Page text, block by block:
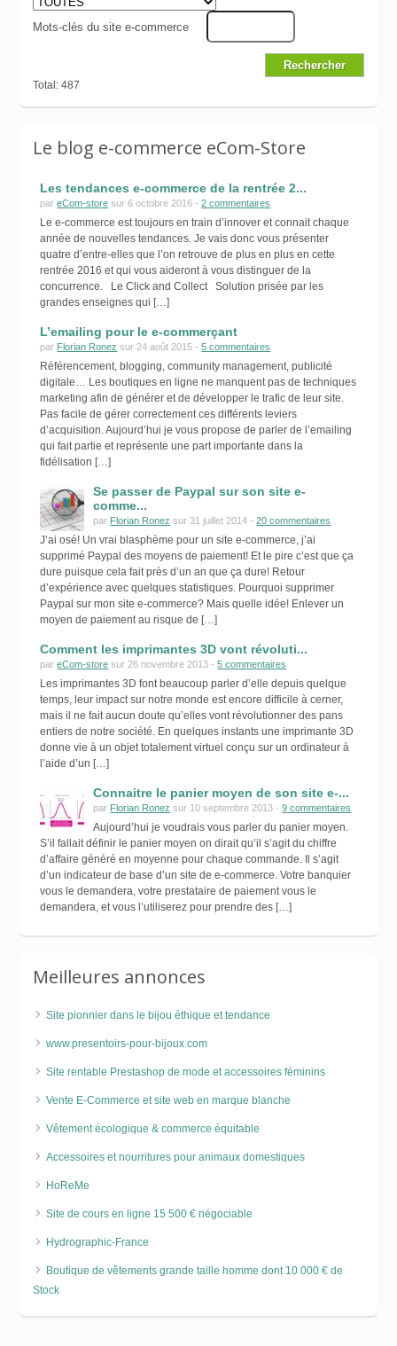
Mots-clés du site e-commerce
Total: 487
Le blog e-commerce eCom-Store
Les tendances e-commerce de la rentrée 2...
pareCom-store sur 6 octobre 2016 -2 commentaires
Le e-commerce est toujours en train d’innover et connait chaque
année de nouvelles tendances. Je vais donc vous présenter
quatre d’entre-elles que l’on retrouve de plus en plus en cette
rentrée 2016 et qui vous aideront à vous distinguer de la
concurrence. Le Click and Collect Solution prisée par les
grandes enseignes qui […]
L’emailing pour le e-commerçant
par Florian Ronez sur 24 août 2015 -5 commentaires
Référencement, blogging, community management, publicité
digitale… Les boutiques en ligne ne manquent pas de techniques
marketing afin de générer et de développer le trafic de leur site.
Pas facile de gérer correctement ces différents leviers
d’acquisition. Aujourd’hui je vous propose de parler de l’emailing
qui fait partie et représente une part importante dans la
fidélisation […]
Se passer de Paypal sur son site e-
comme...
par Florian Ronez sur 31 juillet 2014 -20 commentaires
J’ai osé! Un vrai blasphème pour un site e-commerce, j’ai
supprimé Paypal des moyens de paiement! Et le pire c’est que ça
dure puisque cela fait près d’un an que ça dure! Retour
d’expérience avec quelques statistiques. Pourquoi supprimer
Paypal sur mon site e-commerce? Mais quelle idée! Enlever un
moyen de paiement au risque de […]
Comment les imprimantes 3D vont révoluti...
pareCom-store sur 26 novembre 2013 -5 commentaires
Les imprimantes 3D font beaucoup parler d’elle depuis quelque
temps, leur impact sur notre monde est encore difficile à cerner,
mais il ne fait aucun doute qu’elles vont révolutionner des pans
entiers de notre société. En quelques instants une imprimante 3D
donne vie à un objet totalement virtuel conçu sur un ordinateur à
l’aide d’un […]
Connaitre le panier moyen de son site e-...
par Florian Ronez sur 10 septembre 2013 -9 commentaires
Aujourd’hui je voudrais vous parler du panier moyen.
S’il fallait définir le panier moyen on dirait qu’il s’agit du chiffre
d’affaire généré en moyenne pour chaque commande. Il s’agit
d’un indicateur de base d’un site de e-commerce. Votre banquier
vous le demandera, votre prestataire de paiement vous le
demandera, et vous l’utiliserez pour prendre des […]
Meilleures annonces
Site pionnier dans le bijou éthique et tendance
www.presentoirs-pour-bijoux.com
Site rentable Prestashop de mode et accessoires féminins
Vente E-Commerce et site web en marque blanche
Vêtement écologique & commerce équitable
Accessoires et nourritures pour animaux domestiques
HoReMe
Site de cours en ligne 15 500 € négociable
Hydrographic-France
Boutique de vêtements grande taille homme dont 10 000 € de
Stock